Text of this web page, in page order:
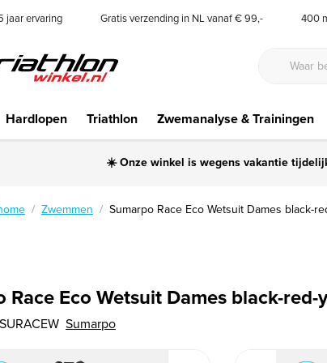
jaar ervaring Gratis verzending in NL vanaf € 99,- 400
Hardlopen Triathlon Zwemanalyse & Trainingen
☀️ Onze winkel is wegens vakantie
Zwemmen Sumarpo Race Eco Wetsuit Dames black-
Race Eco Wetsuit Dames black-red-
SURACEW Sumarpo